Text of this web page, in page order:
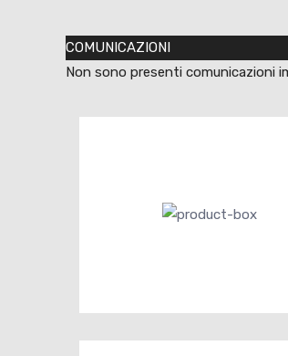
COMUNICAZIONI
Non sono presenti comunicazioni